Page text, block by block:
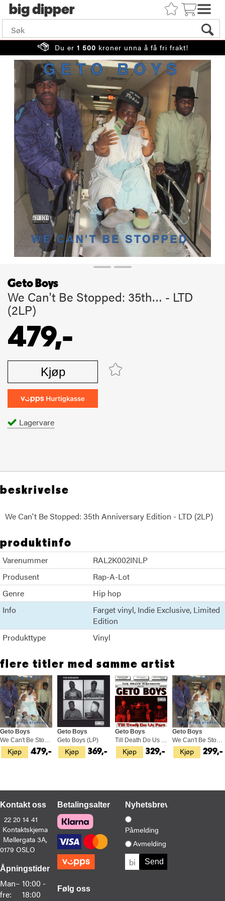
big
Du er 1 500 kroner unna å få fri frakt!
Geto Boys
We Can't Be Stopped: 35th… - LTD
(2LP)
479,-
Kjøp
Lagervare
beskrivelse
We Can't Be Stopped: 35th Anniversary Edition - LTD (2LP)
produktinfo
Varenummer
RAL2K002INLP
Produsent
Rap-A-Lot
Genre
Hip hop
Info
Farget vinyl Indie Exclusive Limited
Edition
Produkttype
Vinyl
flere titler med samme artist
Kjøp
Geto Boys
We Can't Be Stopped: 35th… (2LP)
479,- Kjøp
Geto Boys
Geto Boys (LP)
369,- Kjøp
Geto Boys
Till Death Do Us Part (LP)
329,- Kjøp
Geto Boys
We Can't Be Stopped: 35th… (CD)
299,-
Kontakt oss
22 20 14 41
Kontaktskjema
Møllergata 3A,
0179 OSLO
Åpningstider
Man–
fre:
10:00 -
18:00
Betalingsalternativer
Følg oss
Nyhetsbrev
Påmelding
Avmelding